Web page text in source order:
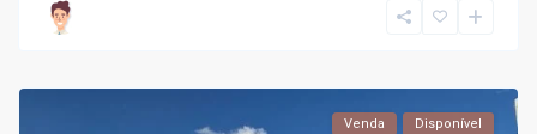
Venda Disponível